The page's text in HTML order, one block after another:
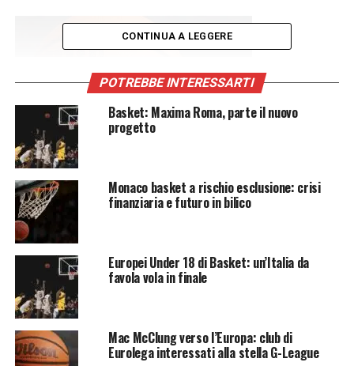
Foto diBen Hershey suUnsplash
Lakers, Doncic punta i playoff
La tempistica rappresenta il vero nodo della situazione.
Con i playoff pronti a partire il 18 aprile, il recupero di
Doncic resta una corsa contro il tempo. I Lakers hanno
partite di regular season, ma non si sono sbilanciati
CONTINUA A LEGGERE
POTREBBE INTERESSARTI
Basket: Maxima Roma, parte il nuovo
progetto
Monaco basket a rischio esclusione: crisi
finanziaria e futuro in bilico
Europei Under 18 di Basket: un’Italia da
favola vola in finale
Mac McClung verso l’Europa: club di
Eurolega interessati alla stella G-League